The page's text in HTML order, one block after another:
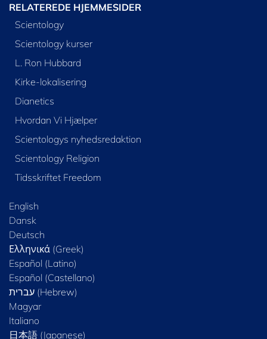
RELATEREDE HJEMMESIDER
Scientology
Scientology kurser
L. Ron Hubbard
Kirke-lokalisering
Dianetics
Hvordan Vi Hjælper
Scientologys nyhedsredaktion
Scientology Religion
Tidsskriftet Freedom
English
Dansk
Deutsch
Ελληνικά (Greek)
Español (Latino)
Español (Castellano)
Magyar
Italiano
日本語 (Japanese)